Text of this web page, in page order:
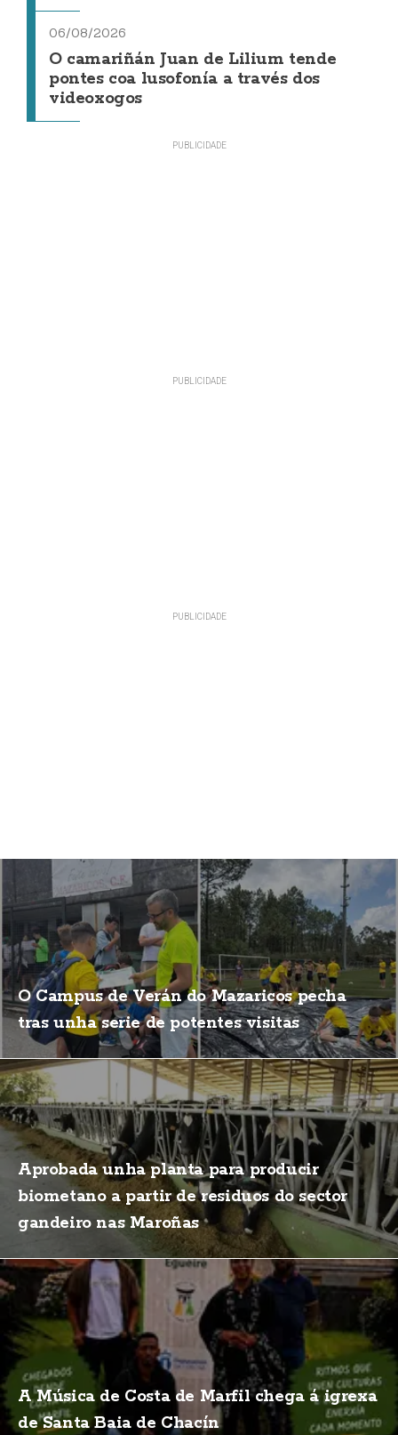
06/08/2026
O camariñán Juan de Lilium tende
pontes coa lusofonía a través dos
videoxogos
O Campus de Verán do Mazaricos pecha
tras unha serie de potentes visitas
Aprobada unha planta para producir
biometano a partir de residuos do sector
gandeiro nas Maroñas
A Música de Costa de Marfil chega á igrexa
de Santa Baia de Chacín